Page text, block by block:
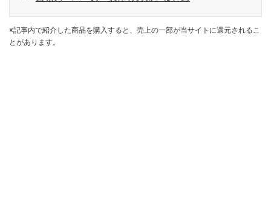
※記事内で紹介した商品を購入すると、売上の一部が当サイトに還元されるこ
とがあります。